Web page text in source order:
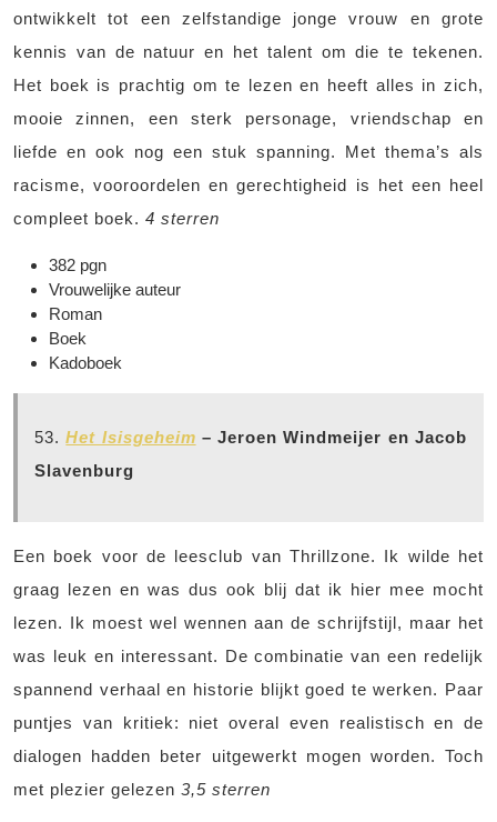
ontwikkelt tot een zelfstandige jonge vrouw en grote
kennis van de natuur en het talent om die te tekenen.
Het boek is prachtig om te lezen en heeft alles in zich,
mooie zinnen, een sterk personage, vriendschap en
liefde en ook nog een stuk spanning. Met thema’s als
racisme, vooroordelen en gerechtigheid is het een heel
compleet boek. 4 sterren
382 pgn
Vrouwelijke auteur
Roman
Boek
Kadoboek
53.Het Isisgeheim – Jeroen Windmeijer en Jacob
Slavenburg
Een boek voor de leesclub van Thrillzone. Ik wilde het
graag lezen en was dus ook blij dat ik hier mee mocht
lezen. Ik moest wel wennen aan de schrijfstijl, maar het
was leuk en interessant. De combinatie van een redelijk
spannend verhaal en historie blijkt goed te werken. Paar
puntjes van kritiek: niet overal even realistisch en de
dialogen hadden beter uitgewerkt mogen worden. Toch
met plezier gelezen 3,5 sterren